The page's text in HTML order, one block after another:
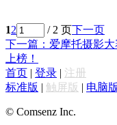
12 / 2 页下一页
下一篇：爱摩托摄影
上榜！
首页 | 登录 | 注册
标准版 | 触屏版 | 电脑版
© Comsenz Inc.